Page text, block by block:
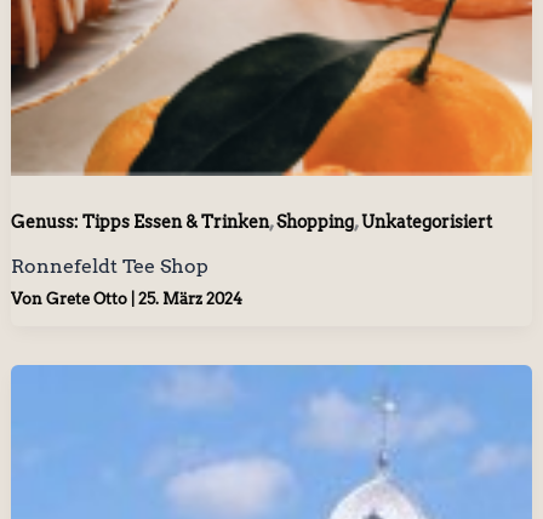
Genuss: Tipps Essen & Trinken,Shopping,Unkategorisiert
Ronnefeldt Tee Shop
Von Grete Otto 25. März 2024